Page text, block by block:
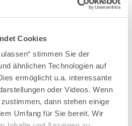
Cookies
stimmen Sie der
ähnlichen Technologien auf
ermöglicht u.a. interessante
oder Videos. Wenn
dann stehen einige
Umfang für Sie bereit. Wir